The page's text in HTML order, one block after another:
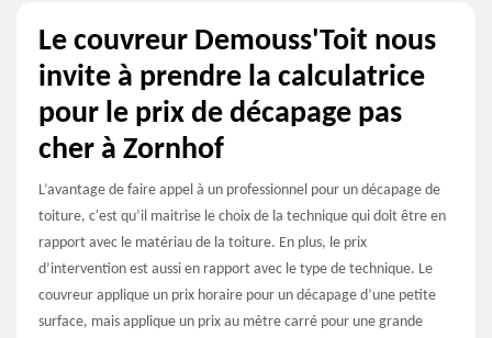
Le couvreur Demouss'Toit nous
invite à prendre la calculatrice
pour le prix de décapage pas
cher à Zornhof
L’avantage de faire appel à un professionnel pour un décapage de
toiture, c'est qu’il maitrise le choix de la technique qui doit être en
rapport avec le matériau de la toiture. En plus, le prix
d’intervention est aussi en rapport avec le type de technique. Le
couvreur applique un prix horaire pour un décapage d’une petite
surface, mais applique un prix au mètre carré pour une grande